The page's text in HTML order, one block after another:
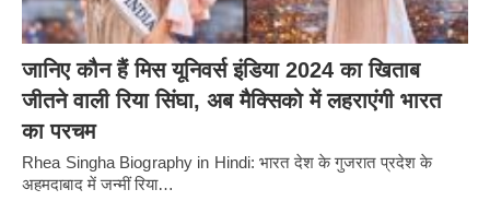
जानिए कौन हैं मिस यूनिवर्स इंडिया 2024 का खिताब
जीतने वाली रिया सिंघा, अब मैक्सिको में लहराएंगी भारत
का परचम
Rhea Singha Biography in Hindi: भारत देश के गुजरात प्रदेश के
अहमदाबाद में जन्मीं रिया…